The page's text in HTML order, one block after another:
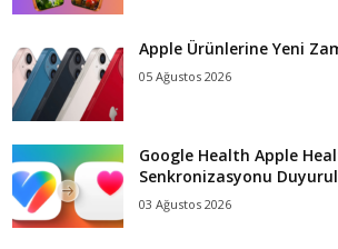
Apple Ürünlerine Yeni
05 Ağustos 2026
Google Health Apple
Senkronizasyonu
03 Ağustos 2026